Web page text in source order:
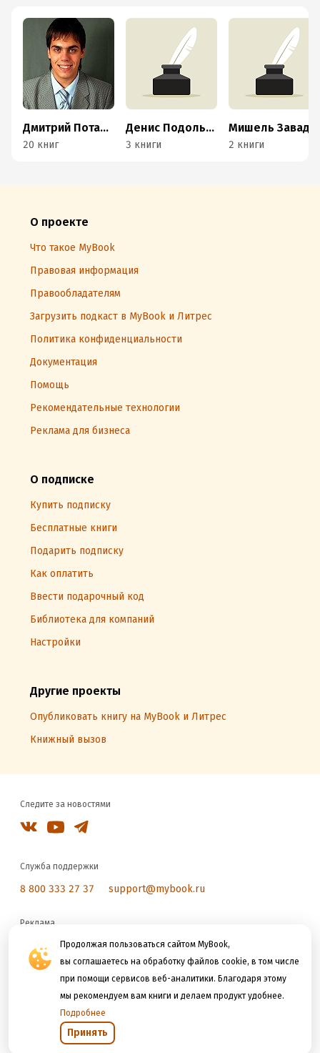
Продолжая пользоваться сайтом MyBook,
вы соглашаетесь на обработку файлов cookie, в том числе
при помощи сервисов веб-аналитики. Благодаря этому
мы рекомендуем вам книги и делаем продукт удобнее.
Подробнее
Принять
Дмитрий Потапов
20 книг
Денис Подольский
3 книги 2 книги
О проекте
Что такое MyBook
Правовая информация
Правообладателям
Загрузить подкаст в MyBook и Литрес
Политика конфиденциальности
Документация
Помощь
Рекомендательные технологии
Реклама для бизнеса
О подписке
Купить подписку
Бесплатные книги
Подарить подписку
Как оплатить
Ввести подарочный код
Библиотека для компаний
Настройки
Другие проекты
Опубликовать книгу на MyBook и Литрес
Книжный вызов
Следите за новостями
Служба поддержки
8 800 333 27 37 support@mybook.ru
Реклама
reklama@litres.ru
Мы принимаем к оплате
Открыть в приложении